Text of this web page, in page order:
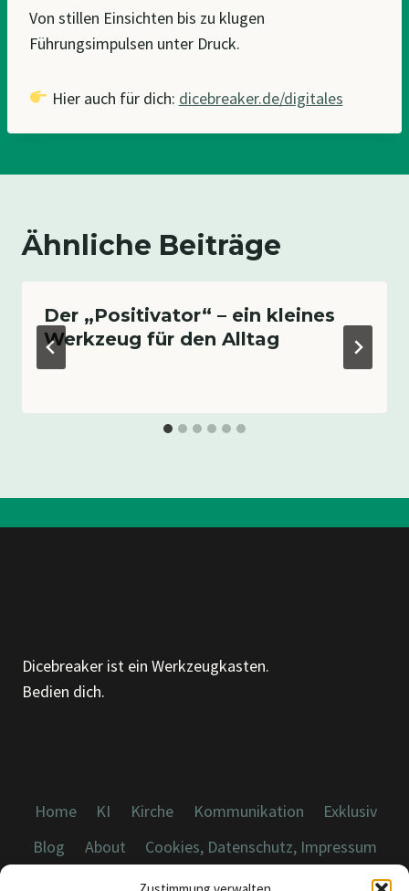
Von stillen Einsichten bis zu klugen
Führungsimpulsen unter Druck.
Hier auch für dich: dicebreaker.de/digitales
Ähnliche Beiträge
Der „Positivator“ – ein kleines
Werkzeug für den Alltag
Dicebreaker ist ein Werkzeugkasten.
Bedien dich.
Home KI Kirche Kommunikation
Exklusiv
Blog
About Cookies, Datenschutz, Impressum